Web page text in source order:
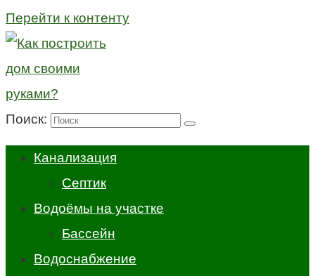
Перейти к контенту
Поиск:
Канализация
Септик
Водоёмы на участке
Бассейн
Водоснабжение